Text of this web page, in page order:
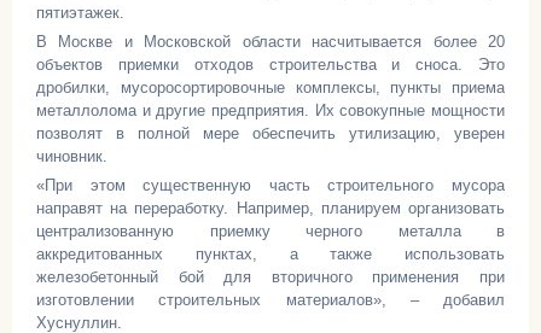
пятиэтажек.
В Москве и Московской области насчитывается более 20
объектов приемки отходов строительства и сноса. Это
дробилки, мусоросортировочные комплексы, пункты приема
металлолома и другие предприятия. Их совокупные мощности
позволят в полной мере обеспечить утилизацию, уверен
чиновник.
«При этом существенную часть строительного мусора
направят на переработку. Например, планируем организовать
централизованную приемку черного металла в
аккредитованных пунктах, а также использовать
железобетонный бой для вторичного применения при
изготовлении строительных материалов», – добавил
Хуснуллин.